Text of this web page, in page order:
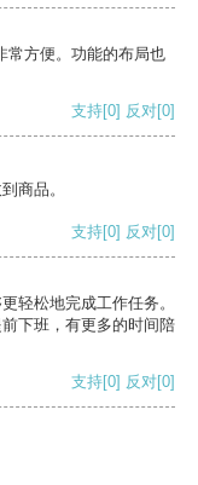
常方便。功能的布局也
支持[0] 反对[0]
商品。
支持[0] 反对[0]
轻松地完成工作任务。
下班，有更多的时间陪
支持[0] 反对[0]